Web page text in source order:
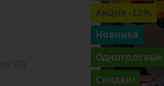
Акция -15%
Новинка
Одноголовые
Скидки!
Цвет
Описание
роза, лента,